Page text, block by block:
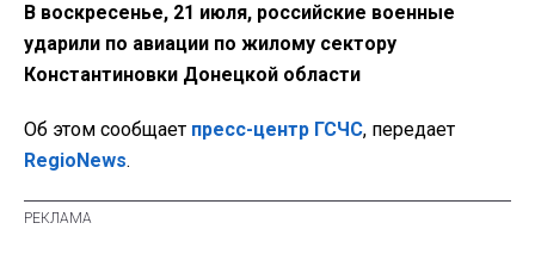
В воскресенье, 21 июля, российские военные
ударили по авиации по жилому сектору
Константиновки Донецкой области
Об этом сообщает пресс-центр ГСЧС, передает
RegioNews.